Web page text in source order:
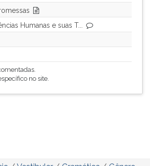
Humanas e suas T...
no site.